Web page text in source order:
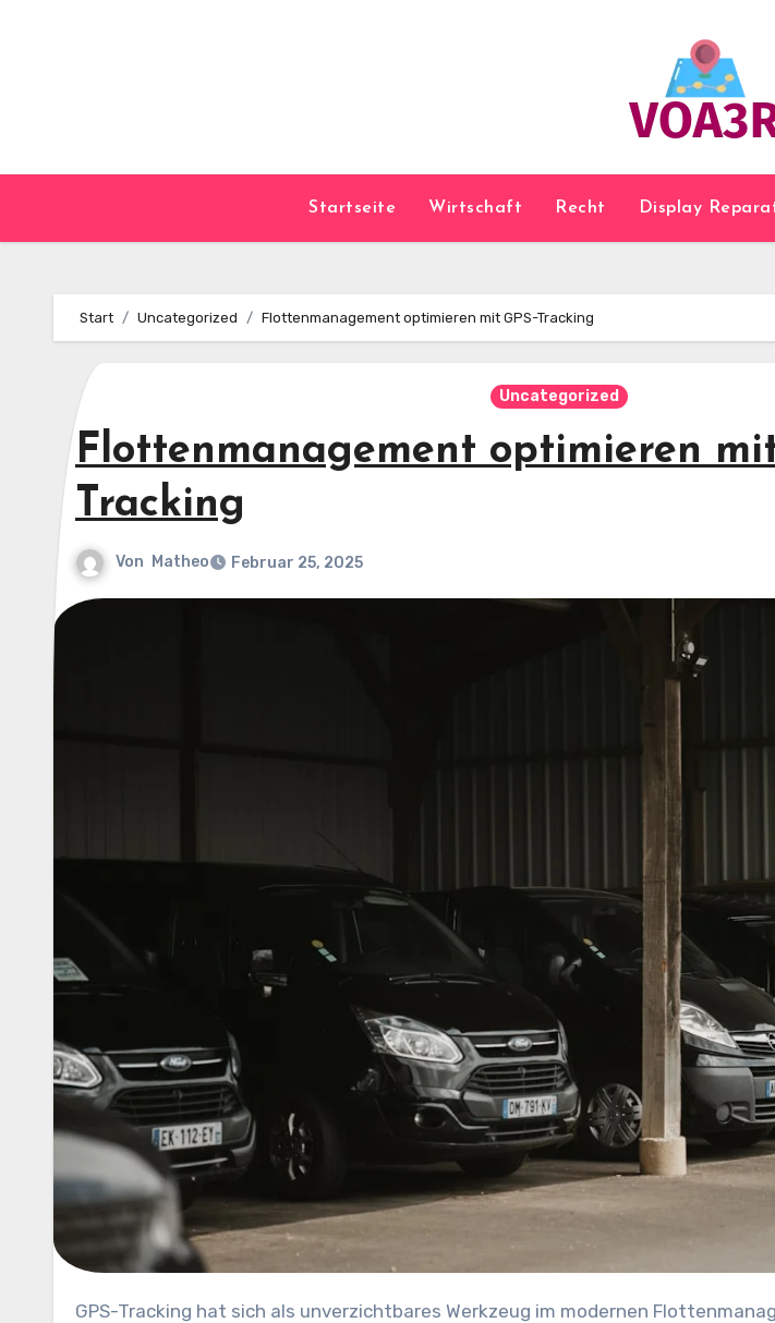
Startseite Wirtschaft Recht Display
Start Uncategorized Flottenmanagement optimieren mit GPS-Tracking
Uncategorized
Flottenmanagement optimieren mit
Tracking
Von Matheo Februar 25, 2025
GPS-Tracking hat sich als unverzichtbares Werkzeug im modernen Flottenmanagement etabliert. Die präzise